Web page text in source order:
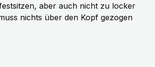
aber auch nicht zu locker
nichts über den Kopf gezogen